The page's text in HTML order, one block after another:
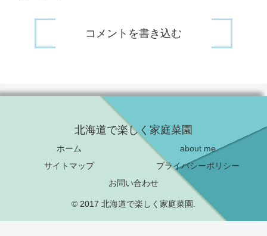
コメントを書き込む
北海道で楽しく家庭菜園
ホーム
about me
サイトマップ
プライバシーポリシー
お問い合わせ
© 2017 北海道で楽しく家庭菜園.